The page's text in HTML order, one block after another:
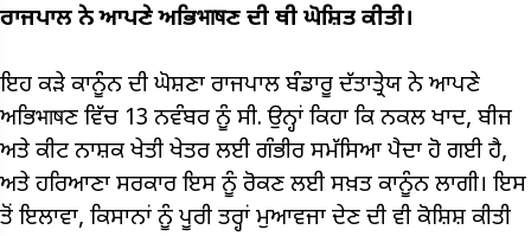
ਰਾਜਪਾਲ ਨੇ ਆਪਣੇ ਅਭਿभाषਣ ਦੀ ਥੀ ਘੋਸ਼ਿਤ ਕੀਤੀ।
ਇਹ ਕੜੇ ਕਾਨੂੰਨ ਦੀ ਘੋਸ਼ਣਾ ਰਾਜਪਾਲ ਬੰਡਾਰੂ ਦੱਤਾਤ੍ਰੇਯ ਨੇ ਆਪਣੇ
ਅਭਿभाषਣ ਵਿੱਚ 13 ਨਵੰਬਰ ਨੂੰ ਸੀ. ਉਨ੍ਹਾਂ ਕਿਹਾ ਕਿ ਨਕਲ ਖਾਦ, ਬੀਜ
ਅਤੇ ਕੀਟ ਨਾਸ਼ਕ ਖੇਤੀ ਖੇਤਰ ਲਈ ਗੰਭੀਰ ਸਮੱਸਿਆ ਪੈਦਾ ਹੋ ਗਈ ਹੈ,
ਅਤੇ ਹਰਿਆਣਾ ਸਰਕਾਰ ਇਸ ਨੂੰ ਰੋਕਣ ਲਈ ਸਖ਼ਤ ਕਾਨੂੰਨ ਲਾਗੀ। ਇਸ
ਤੋਂ ਇਲਾਵਾ, ਕਿਸਾਨਾਂ ਨੂੰ ਪੂਰੀ ਤਰ੍ਹਾਂ ਮੁਆਵਜਾ ਦੇਣ ਦੀ ਵੀ ਕੋਸ਼ਿਸ਼ ਕੀਤੀ